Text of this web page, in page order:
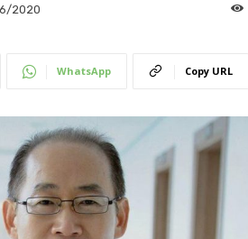
2020
WhatsApp Copy URL